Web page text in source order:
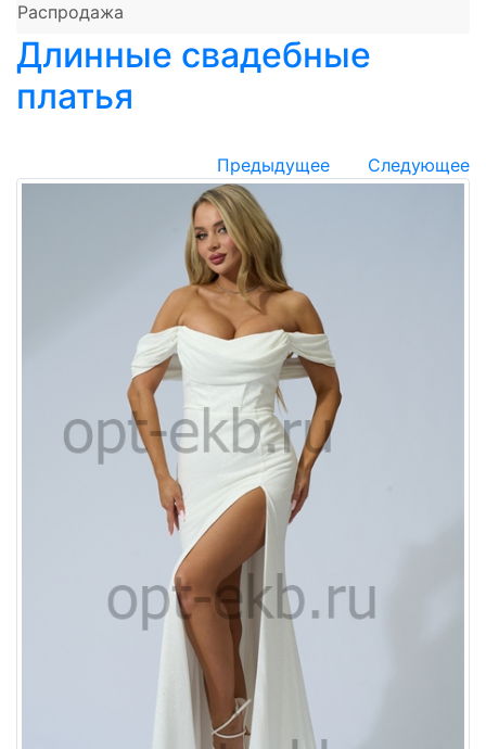
Распродажа
Длинные свадебные
платья
Предыдущее Следующее